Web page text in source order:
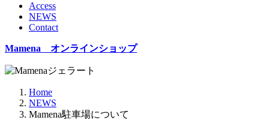
Access
NEWS
Contact
Mamena オンラインショップ
Home
NEWS
Mamena駐車場について